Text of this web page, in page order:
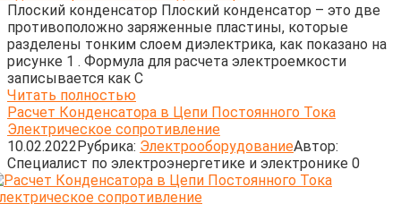
Плоский конденсатор Плоский конденсатор – это две
противоположно заряженные пластины, которые
разделены тонким слоем диэлектрика, как показано на
рисунке 1 . Формула для расчета электроемкости
записывается как C
Читать полностью
Расчет Конденсатора в Цепи Постоянного Тока
Электрическое сопротивление
10.02.2022Рубрика: ЭлектрооборудованиеАвтор:
Cпециалист по электроэнергетике и электронике 0